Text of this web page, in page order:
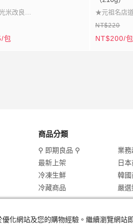
米改良
冠軍品種
栽種
包
★元祖名店
★米香濃郁秋
★紮實彈牙口
NT$220
NT$200/包
商品分類
⚲ 即期良品 ⚲
最新上架
冷凍生鮮
冷藏商品
業
日
韓國
嚴
化網站及您的購物經驗。繼續瀏覽網站